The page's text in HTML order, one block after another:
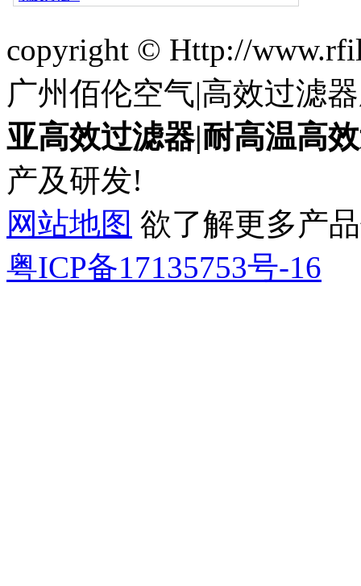
copyright © Http://
广州佰伦空气|高效过滤
亚高效过滤器|耐高温高
产及研发!
网站地图 欲了解更多产
粤ICP备17135753号-16